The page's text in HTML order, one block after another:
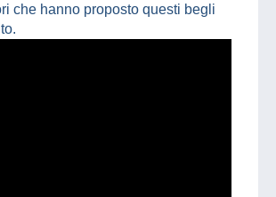
che hanno proposto questi begli